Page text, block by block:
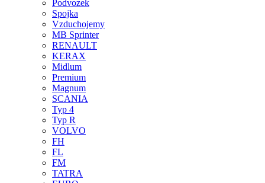
Podvozek
Spojka
Vzduchojemy
MB Sprinter
RENAULT
KERAX
Midlum
Premium
Magnum
SCANIA
Typ 4
Typ R
VOLVO
FH
FL
FM
TATRA